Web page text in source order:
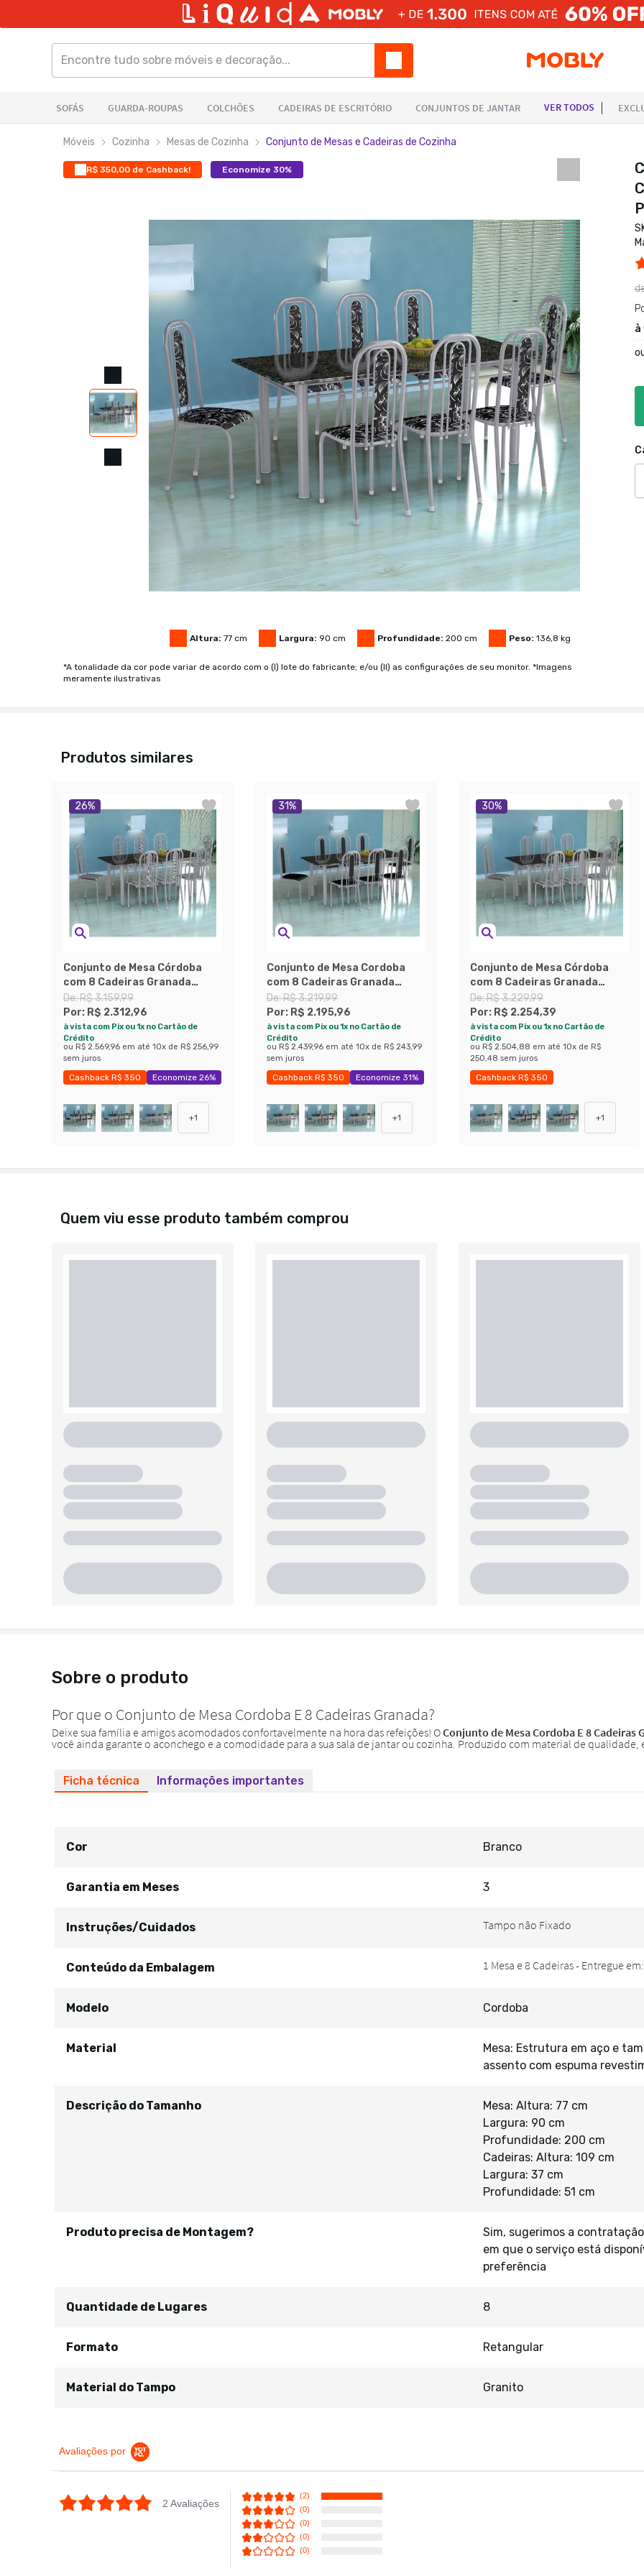
Móveis Cozinha Mesas de Cozinha Conjunto de Mesas e Cadeiras de Cozinha
R$ 350,00 de Cashback! Economize 30%
Altura: 77cm Largura: 90 cm Profundidade: 200 cm Peso: 136,8 kg
*A tonalidade da cor pode variar de acordo com o (I) lote do fabricante; e/ou (II) as configurações de seu monitor. *Imagens
meramente ilustrativas
à
Produtos similares
26%
Conjunto de Mesa Córdoba
com 8 Cadeiras Granada
Branco Prata e Preto
Listrado
De:R$ 3.159,99
Por: R$ 2.312,96
à vista com Pix ou 1x no Cartão de
Crédito
ou R$ 2.569,96 em até 10x de R$ 256,99
sem juros
Cashback R$ 350 Economize 26%
+1
31%
Conjunto de Mesa Cordoba
com 8 Cadeiras Granada
Branco Prata e Preto Liso
De:R$ 3.219,99
Por: R$ 2.195,96
à vista com Pix ou 1x no Cartão de
Crédito
ou R$ 2.439,96 em até 10x de R$ 243,99
sem juros
Cashback R$ 350 Economize 31%
+1
30%
Conjunto de Mesa Córdoba
com 8 Cadeiras Granada
Branco Prata e Preto
Listrado Grafite
De:R$ 3.229,99
Por: R$ 2.254,39
à vista com Pix ou 1x no Cartão de
Crédito
ou R$ 2.504,88 em até 10x de R$
250,48 sem juros
Cashback R$ 350
+1
Quem viu esse produto também comprou
Sobre o produto
Ficha técnica Informações importantes
Cor Branco
Garantia em Meses 3
Instruções/Cuidados
Conteúdo da Embalagem
Modelo Cordoba
Material
Mesa: Estrutura em aço e
assento com espuma
Descrição do Tamanho
Mesa: Altura: 77 cm
Largura: 90 cm
Profundidade: 200 cm
Cadeiras: Altura: 109 cm
Largura: 37 cm
Profundidade: 51 cm
Produto precisa de Montagem?
Sim, sugerimos a
em que o serviço está
preferência
Quantidade de Lugares 8
Formato Retangular
Material do Tampo Granito
Avaliações por
5.0 star rating
2 Avaliações
(2)
(0)
(0)
(0)
(0)